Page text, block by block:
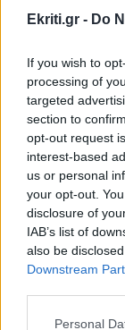
Ekriti.gr - Do
If you wish to
processing of
targeted
section to
opt-out request
interest-based
us or personal
your opt-out.
disclosure of
IAB’s list of
also be
Downstream
Personal
Κρήτη: Πολύ
Κυριακή 9
νησί
ΕΛΛΑΔΑ
Κατήγγειλε
συνελήφθη
αυτοκίνητο
GOSSIP -
Αθηνά